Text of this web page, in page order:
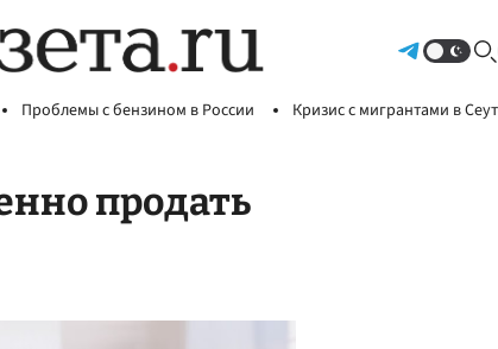
Проблемы с бензином в России Кризис с мигрантами в
продать